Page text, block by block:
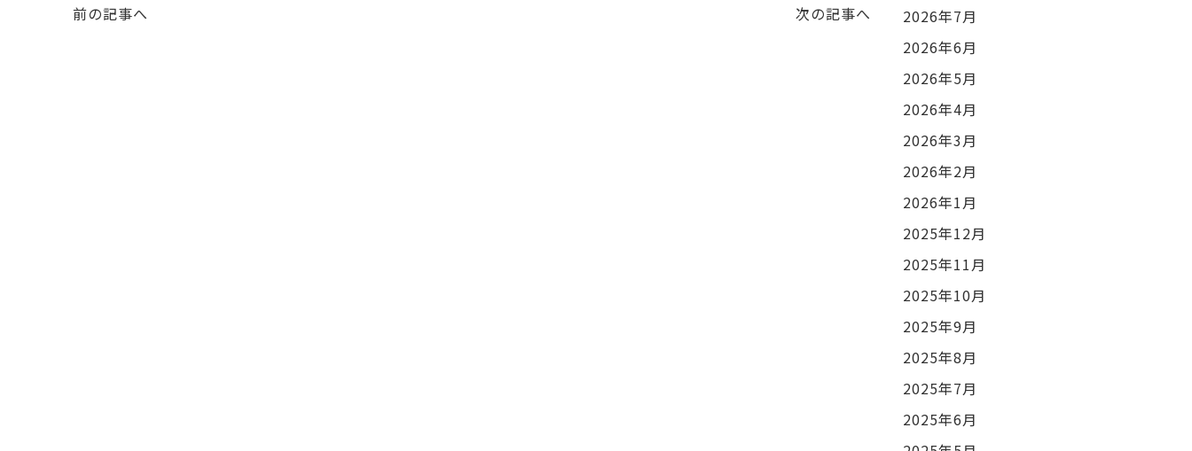
前の記事へ 次の記事へ
2026年7月
2026年6月
2026年5月
2026年4月
2026年3月
2026年2月
2026年1月
2025年12月
2025年11月
2025年10月
2025年9月
2025年8月
2025年7月
2025年6月